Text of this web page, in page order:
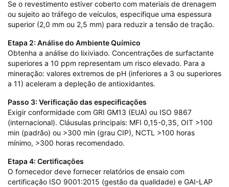
Se o revestimento estiver coberto com materiais de drenagem
ou sujeito ao tráfego de veículos, especifique uma espessura
superior (2,0 mm ou 2,5 mm) para reduzir a tensão de tração.
Etapa 2: Análise do Ambiente Químico
Obtenha a análise do lixiviado. Concentrações de surfactante
superiores a 10 ppm representam um risco elevado. Para a
mineração: valores extremos de pH (inferiores a 3 ou superiores
a 11) aceleram a depleção de antioxidantes.
Passo 3: Verificação das especificações
Exigir conformidade com GRI GM13 (EUA) ou ISO 9867
(internacional). Cláusulas principais: MFI 0,15-0,35, OIT >100
min (padrão) ou >300 min (grau CIP), NCTL >100 horas
mínimo, >300 horas recomendado.
Etapa 4: Certificações
O fornecedor deve fornecer relatórios de ensaio com
certificação ISO 9001:2015 (gestão da qualidade) e GAI-LAP